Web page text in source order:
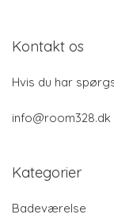
Kontakt os
Hvis du har
info@room328.dk
Kategorier
Badeværelse